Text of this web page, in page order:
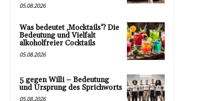
05.08.2026
Was bedeutet ‚Mocktails‘? Die
Bedeutung und Vielfalt
alkoholfreier Cocktails
05.08.2026
5 gegen Willi – Bedeutung
und Ursprung des Sprichworts
05.08.2026